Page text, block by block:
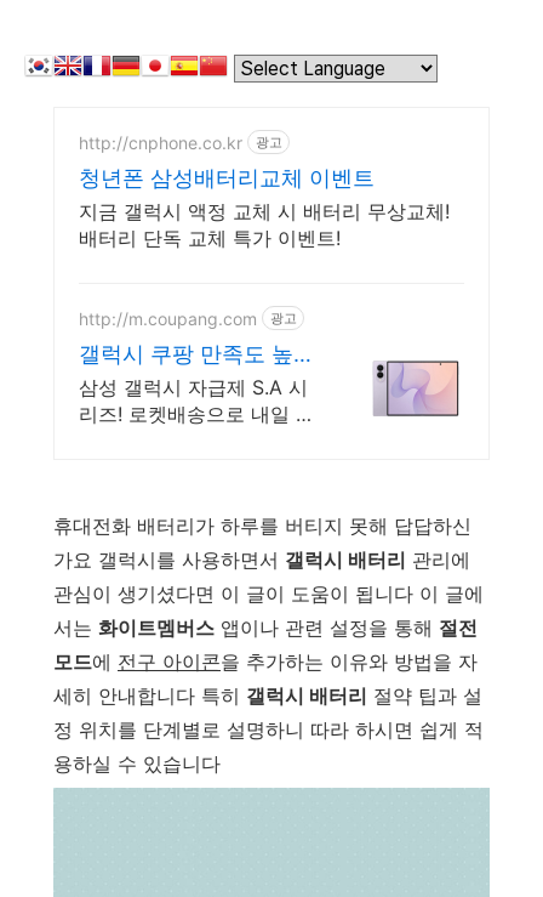
http://cnphone.co.kr 광고
청년폰 삼성배터리교체 이벤트
지금 갤럭시 액정 교체 시 배터리 무상교체!
배터리 단독 교체 특가 이벤트!
http://m.coupang.com 광고
갤럭시 쿠팡 만족도 높은
리뷰
삼성 갤럭시 자급제 S.A 시
리즈! 로켓배송으로 내일 도
휴대전화 배터리가 하루를 버티지 못해 답답하신
가요 갤럭시를 사용하면서 갤럭시 배터리 관리에
관심이 생기셨다면 이 글이 도움이 됩니다 이 글에
서는 화이트멤버스 앱이나 관련 설정을 통해 절전
모드에 전구 아이콘을 추가하는 이유와 방법을 자
세히 안내합니다 특히 갤럭시 배터리 절약 팁과 설
정 위치를 단계별로 설명하니 따라 하시면 쉽게 적
용하실 수 있습니다